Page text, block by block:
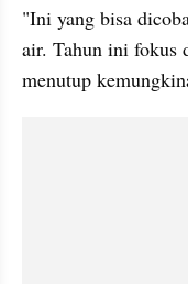
"Ini yang bisa
air. Tahun ini fokus
menutup